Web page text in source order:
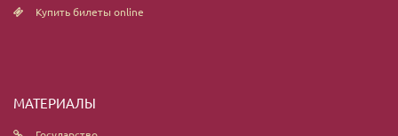
Купить билеты online
МАТЕРИАЛЫ